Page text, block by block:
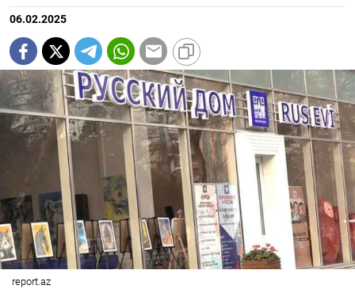
06.02.2025
report.az